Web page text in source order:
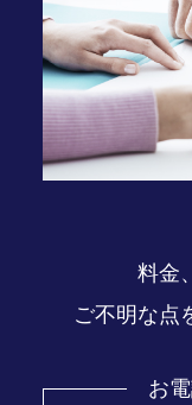
料金
ご不明な点
お